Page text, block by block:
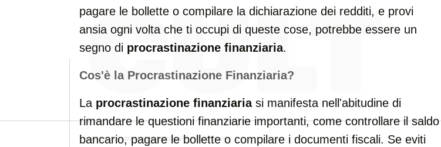
pagare le bollette o compilare la dichiarazione dei redditi, e provi
ansia ogni volta che ti occupi di queste cose, potrebbe essere un
segno di procrastinazione finanziaria.
Cos'è la Procrastinazione Finanziaria?
La procrastinazione finanziariasi manifesta nell'abitudine di
rimandare le questioni finanziarie importanti, come controllare il saldo
bancario, pagare le bollette o compilare i documenti fiscali. Se eviti